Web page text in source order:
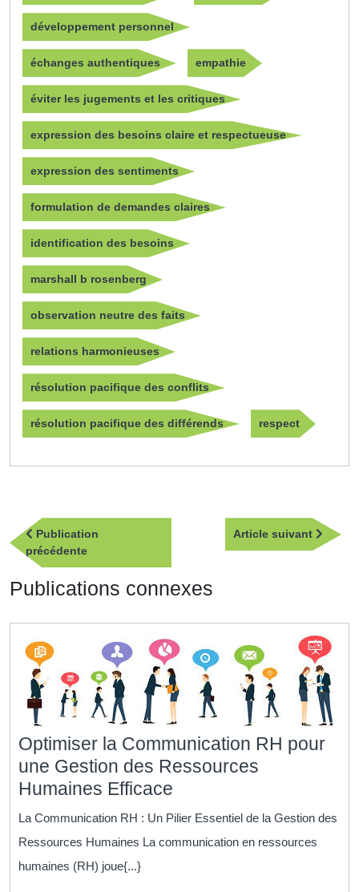
développement personnel
échanges authentiques empathie
éviter les jugements et les critiques
expression des besoins claire et respectueuse
expression des sentiments
formulation de demandes claires
identification des besoins
marshall b rosenberg
observation neutre des faits
relations harmonieuses
résolution pacifique des conflits
résolution pacifique des différends respect
Navigation
de
l’article
Publication
précédentePublication
précédente
Article suivant
Article
Publications connexes
Optimiser la Communication RH pour
une Gestion des Ressources
Humaines Efficace
la
Communication
La Communication RH : Un Pilier Essentiel de la Gestion des
Ressources Humaines La communication en ressources
humaines (RH) joue{...}